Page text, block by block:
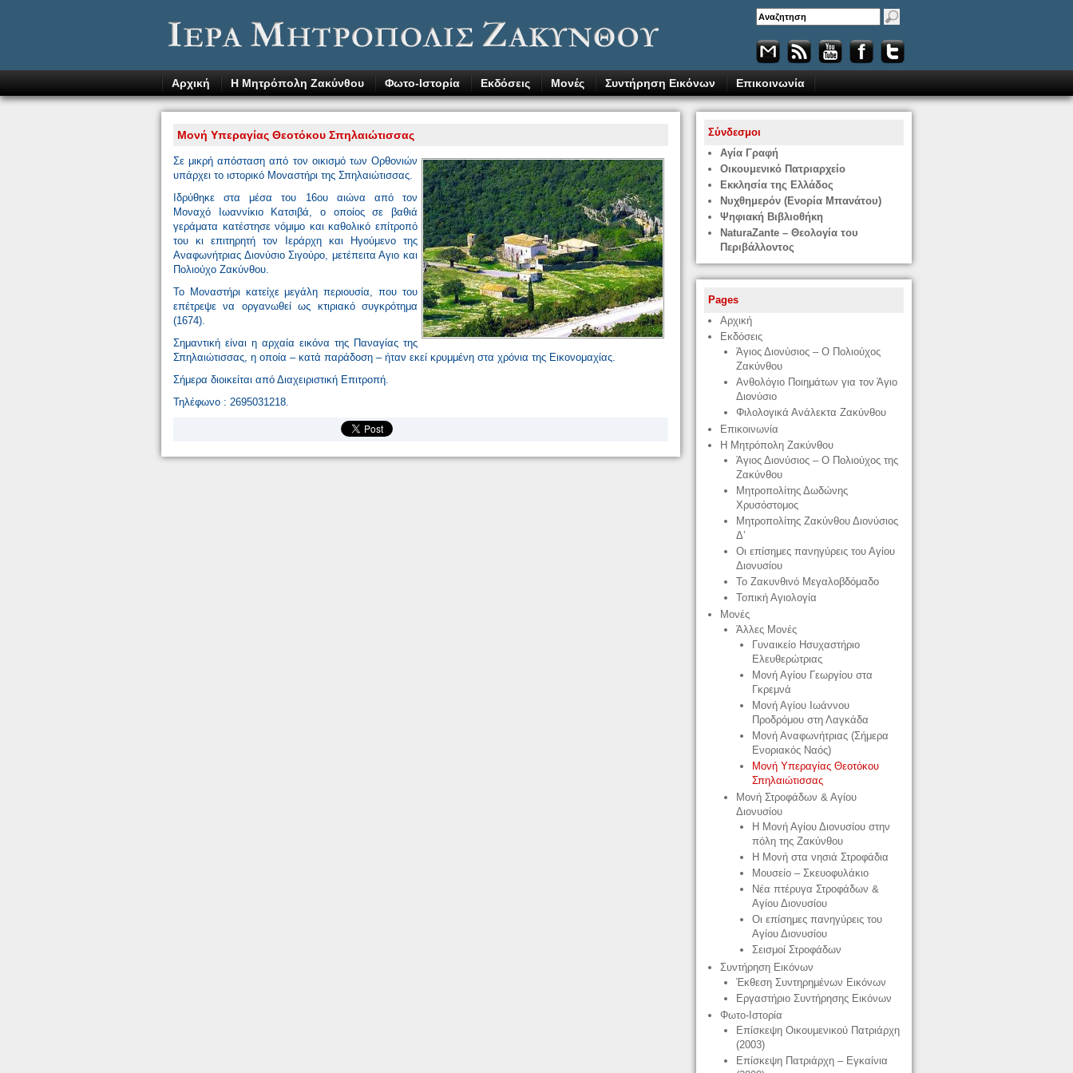
Αρχική Η Μητρόπολη Ζακύνθου Φωτο-Ιστορία Εκδόσεις Μονές Συντήρηση Εικόνων Επικοινωνία
Μονή Υπεραγίας Θεοτόκου Σπηλαιώτισσας
Σε μικρή απόσταση από τον οικισμό των Ορθονιών
υπάρχει το ιστορικό Μοναστήρι της Σπηλαιώτισσας.
Ιδρύθηκε στα μέσα του 16ου αιώνα από τον
Μοναχό Ιωαννίκιο Κατσιβά, ο οποίος σε βαθιά
γεράματα κατέστησε νόμιμο και καθολικό επίτροπό
του κι επιτηρητή τον Ιεράρχη και Ηγούμενο της
Αναφωνήτριας Διονύσιο Σιγούρο, μετέπειτα Αγιο και
Πολιούχο Ζακύνθου.
Το Μοναστήρι κατείχε μεγάλη περιουσία, που του
επέτρεψε να οργανωθεί ως κτιριακό συγκρότημα
(1674).
Σημαντική είναι η αρχαία εικόνα της Παναγίας της
Σπηλαιώτισσας, η οποία – κατά παράδοση – ήταν εκεί κρυμμένη στα χρόνια της Εικονομαχίας.
Σήμερα διοικείται από Διαχειριστική Επιτροπή.
Τηλέφωνο : 2695031218.
Σύνδεσμοι
Αγία Γραφή
Οικουμενικό Πατριαρχείο
Εκκλησία της Ελλάδος
Νυχθημερόν (Ενορία Μπανάτου)
Ψηφιακή Βιβλιοθήκη
NaturaZante – Θεολογία του
Περιβάλλοντος
Pages
Αρχική
Εκδόσεις
Άγιος Διονύσιος – Ο Πολιούχος
Ζακύνθου
Ανθολόγιο Ποιημάτων για τον Άγιο
Διονύσιο
Φιλολογικά Ανάλεκτα Ζακύνθου
Επικοινωνία
Η Μητρόπολη Ζακύνθου
Άγιος Διονύσιος – Ο Πολιούχος της
Ζακύνθου
Μητροπολίτης Δωδώνης
Χρυσόστομος
Μητροπολίτης Ζακύνθου Διονύσιος
Δ’
Οι επίσημες πανηγύρεις του Αγίου
Διονυσίου
Το Ζακυνθινό Μεγαλοβδόμαδο
Τοπική Αγιολογία
Μονές
Άλλες Μονές
Γυναικείο Ησυχαστήριο
Ελευθερώτριας
Μονή Αγίου Γεωργίου στα
Γκρεμνά
Μονή Αγίου Ιωάννου
Προδρόμου στη Λαγκάδα
Μονή Αναφωνήτριας (Σήμερα
Ενοριακός Ναός)
Μονή Υπεραγίας Θεοτόκου
Σπηλαιώτισσας
Μονή Στροφάδων & Αγίου
Διονυσίου
Η Μονή Αγίου Διονυσίου στην
πόλη της Ζακύνθου
Η Μονή στα νησιά Στροφάδια
Μουσείο – Σκευοφυλάκιο
Νέα πτέρυγα Στροφάδων &
Αγίου Διονυσίου
Οι επίσημες πανηγύρεις του
Αγίου Διονυσίου
Σεισμοί Στροφάδων
Συντήρηση Εικόνων
Έκθεση Συντηρημένων Εικόνων
Εργαστήριο Συντήρησης Εικόνων
Φωτο-Ιστορία
Επίσκεψη Οικουμενικού Πατριάρχη
(2003)
Επίσκεψη Πατριάρχη – Εγκαίνια